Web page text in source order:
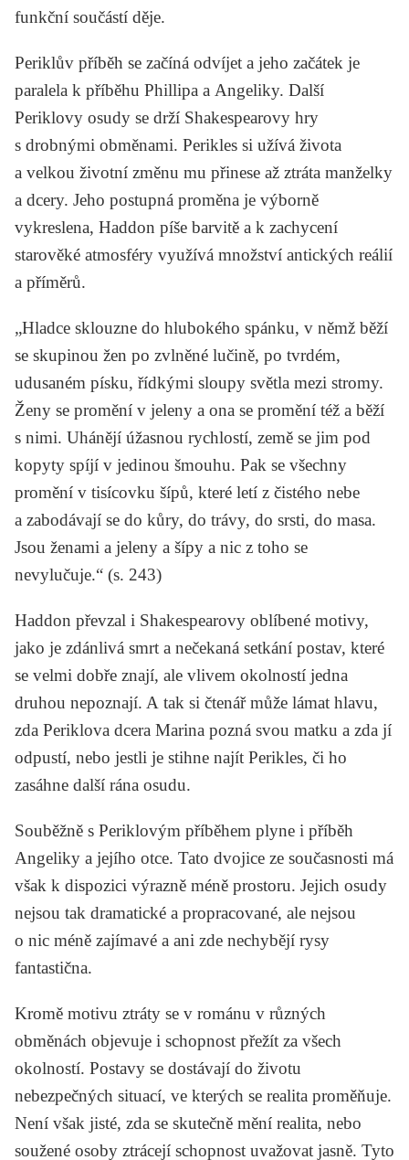
funkční součástí děje.
Periklův příběh se začíná odvíjet a jeho začátek je
paralela k příběhu Phillipa a Angeliky. Další
Periklovy osudy se drží Shakespearovy hry
s drobnými obměnami. Perikles si užívá života
a velkou životní změnu mu přinese až ztráta manželky
a dcery. Jeho postupná proměna je výborně
vykreslena, Haddon píše barvitě a k zachycení
starověké atmosféry využívá množství antických reálií
a příměrů.
„Hladce sklouzne do hlubokého spánku, v němž běží
se skupinou žen po zvlněné lučině, po tvrdém,
udusaném písku, řídkými sloupy světla mezi stromy.
Ženy se promění v jeleny a ona se promění též a běží
s nimi. Uhánějí úžasnou rychlostí, země se jim pod
kopyty spíjí v jedinou šmouhu. Pak se všechny
promění v tisícovku šípů, které letí z čistého nebe
a zabodávají se do kůry, do trávy, do srsti, do masa.
Jsou ženami a jeleny a šípy a nic z toho se
nevylučuje.“ (s. 243)
Haddon převzal i Shakespearovy oblíbené motivy,
jako je zdánlivá smrt a nečekaná setkání postav, které
se velmi dobře znají, ale vlivem okolností jedna
druhou nepoznají. A tak si čtenář může lámat hlavu,
zda Periklova dcera Marina pozná svou matku a zda jí
odpustí, nebo jestli je stihne najít Perikles, či ho
zasáhne další rána osudu.
Souběžně s Periklovým příběhem plyne i příběh
Angeliky a jejího otce. Tato dvojice ze současnosti má
však k dispozici výrazně méně prostoru. Jejich osudy
nejsou tak dramatické a propracované, ale nejsou
o nic méně zajímavé a ani zde nechybějí rysy
fantastična.
Kromě motivu ztráty se v románu v různých
obměnách objevuje i schopnost přežít za všech
okolností. Postavy se dostávají do životu
nebezpečných situací, ve kterých se realita proměňuje.
Není však jisté, zda se skutečně mění realita, nebo
soužené osoby ztrácejí schopnost uvažovat jasně. Tyto